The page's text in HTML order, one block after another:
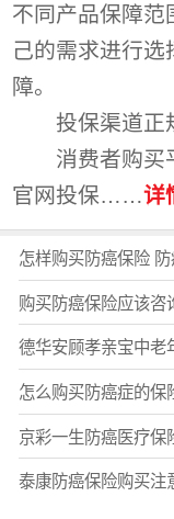
不同产品保障范
己的需求进行选
障。
投保渠道正
消费者购买平
官网投保……详
怎样购买防癌保险
购买防癌保险应该咨
德华安顾孝亲宝中老年防癌疾病
怎么购买防癌症的保
京彩一生防癌医疗保
泰康防癌保险购买注